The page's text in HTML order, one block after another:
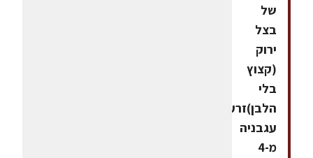
של
בצל
ירוק
(קצוץ
בלי
הלבן)זרעי
עגבניה
מ-4